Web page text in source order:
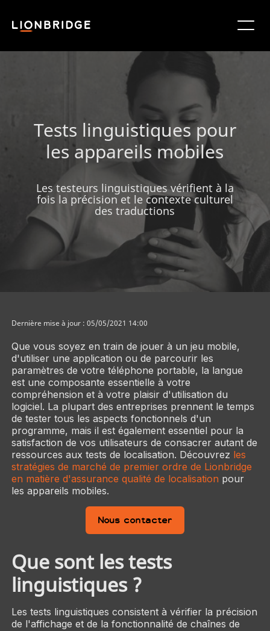
Tests linguistiques pour
les appareils mobiles
Les testeurs linguistiques vérifient à la
fois la précision et le contexte culturel
des traductions
Dernière mise à jour : 05/05/2021 14:00
Que vous soyez en train de jouer à un jeu mobile,
d'utiliser une application ou de parcourir les
paramètres de votre téléphone portable, la langue
est une composante essentielle à votre
compréhension et à votre plaisir d'utilisation du
logiciel. La plupart des entreprises prennent le temps
de tester tous les aspects fonctionnels d'un
programme, mais il est également essentiel pour la
satisfaction de vos utilisateurs de consacrer autant de
ressources aux tests de localisation. Découvrez les
stratégies de marché de premier ordre de Lionbridge
en matière d'assurance qualité de localisation pour
les appareils mobiles.
Nous contacter
Que sont les tests
linguistiques ?
Les tests linguistiques consistent à vérifier la précision
de l'affichage et de la fonctionnalité de chaînes de